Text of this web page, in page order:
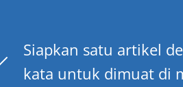
Siapkan satu artikel
kata untuk dimuat di